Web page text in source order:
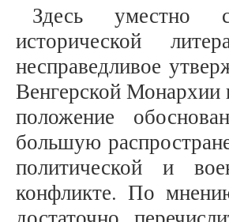
Здесь уместно
исторической
несправедливое
Венгерской Монархии
положение
большую
политической и
конфликте. По